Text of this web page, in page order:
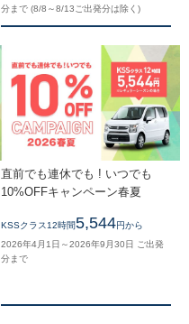
分まで (8/8～8/13ご出発分は除く)
直前でも連休でも ! いつでも
10%OFFキャンペーン春夏
KSSクラス12時間5,544円から
2026年4月1日～2026年9月30日 ご出発
分まで